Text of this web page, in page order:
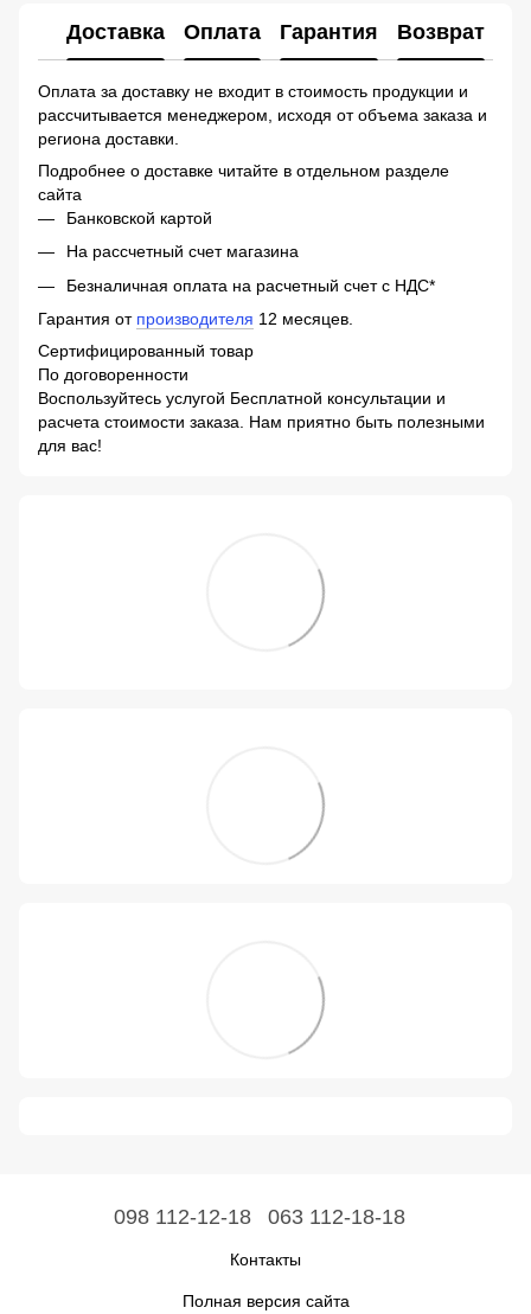
Доставка Оплата Гарантия Возврат
Оплата за доставку не входит в стоимость продукции и
рассчитывается менеджером, исходя от объема заказа и
региона доставки.
Подробнее о доставке читайте в отдельном разделе
сайта
Банковской картой
На рассчетный счет магазина
Безналичная оплата на расчетный счет с НДС*
Гарантия от производителя 12 месяцев.
Сертифицированный товар
По договоренности
Воспользуйтесь услугой Бесплатной консультации и
расчета стоимости заказа. Нам приятно быть полезными
для вас!
098 112-12-18 063 112-18-18
Контакты
Полная версия сайта